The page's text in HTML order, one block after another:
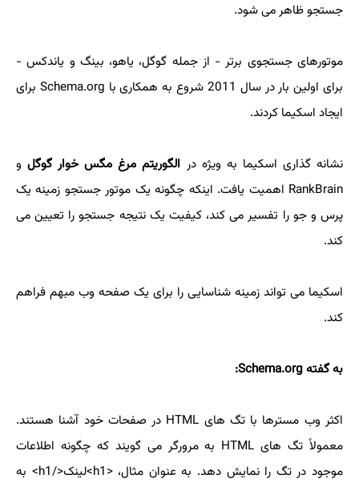
جستجو ظاهر می شود.
موتورهای جستجوی برتر - از جمله گوگل، یاهو، بینگ و یاندکس -
برای اولین بار در سال 2011 شروع به همکاری با Schema.org برای
ایجاد اسکیما کردند.
نشانه گذاری اسکیما به ویژه در الگوریتم مرغ مگس خوار گوگلو
RankBrain اهمیت یافت. اینکه چگونه یک موتور جستجو زمینه یک
پرس و جو را تفسیر می کند، کیفیت یک نتیجه جستجو را تعیین می
کند.
اسکیما می تواند زمینه شناسایی را برای یک صفحه وب مبهم فراهم
کند.
به گفته Schema.org:
اکثر وب مسترها با تگ های HTML در صفحات خود آشنا هستند.
معمولاً تگ های HTML به مرورگر می گویند که چگونه اطلاعات
موجود در تگ را نمایش دهد. به عنوان مثال، <h1>لینک</h1> به